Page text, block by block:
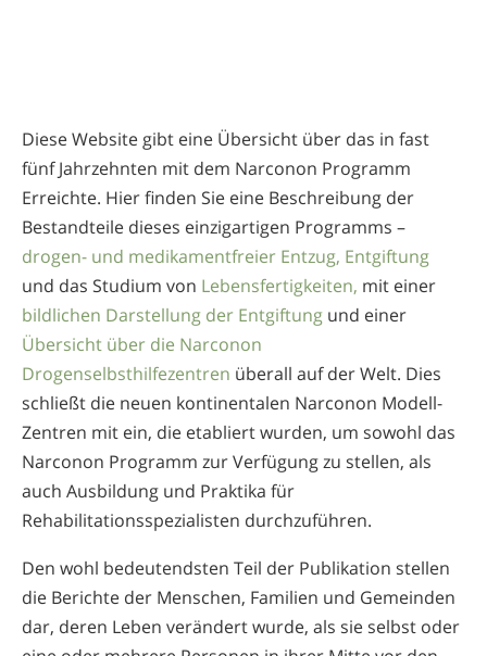
Diese Website gibt eine Übersicht über das in fast
fünf Jahrzehnten mit dem Narconon Programm
Erreichte. Hier finden Sie eine Beschreibung der
Bestandteile dieses einzigartigen Programms –
drogen- und medikamentfreier Entzug, Entgiftung
und das Studium von Lebensfertigkeiten, mit einer
bildlichen Darstellung der Entgiftung und einer
Übersicht über die Narconon
Drogenselbsthilfezentren überall auf der Welt. Dies
schließt die neuen kontinentalen Narconon Modell-
Zentren mit ein, die etabliert wurden, um sowohl das
Narconon Programm zur Verfügung zu stellen, als
auch Ausbildung und Praktika für
Rehabilitationsspezialisten durchzuführen.
Den wohl bedeutendsten Teil der Publikation stellen
die Berichte der Menschen, Familien und Gemeinden
dar, deren Leben verändert wurde, als sie selbst oder